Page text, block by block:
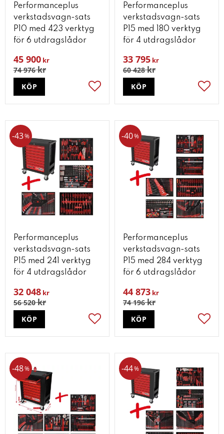
Performanceplus
verkstadsvagn-sats
P10 med 423 verktyg
för 6 utdragslådor
45 900 kr
74 976kr
Lägg till i favoriter
KÖP
Performanceplus
verkstadsvagn-sats
P15 med 180 verktyg
för 4 utdragslådor
33 795 kr
60 428kr
KÖP
Performanceplus
verkstadsvagn-sats
P15 med 241 verktyg
för 4 utdragslådor
32 048 kr
56 520kr
43%
Lägg till i favoriter
KÖP
Performanceplus
verkstadsvagn-sats
P15 med 284 verktyg
för 6 utdragslådor
44 873 kr
74 196kr
40%
KÖP
48% 44%